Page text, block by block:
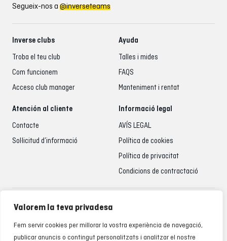
Valorem la teva privadesa
Fem servir cookies per millorar la vostra experiència de navegació,
publicar anuncis o contingut personalitzats i analitzar el nostre
Segueix-nos a @inverseteams
Inverse clubs
Troba el teu club
Com funcionem
Acceso club manager
Ayuda
Talles i mides
FAQS
Manteniment i rentat
Atención al cliente
Contacte
Sol·licitud d’informació
Informació legal
AVÍS LEGAL
Política de cookies
Política de privacitat
Condicions de contractació
Atenció al client